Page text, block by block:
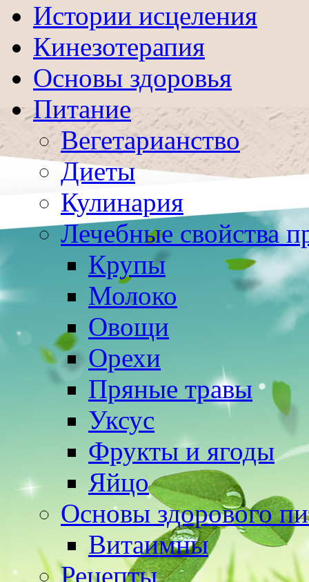
Истории исцеления
Кинезотерапия
Основы здоровья
Питание
Вегетарианство
Диеты
Кулинария
Лечебные свойства
Крупы
Молоко
Овощи
Орехи
Пряные травы
Уксус
Фрукты и ягоды
Яйцо
Основы здорового
Витаимны
Рецепты